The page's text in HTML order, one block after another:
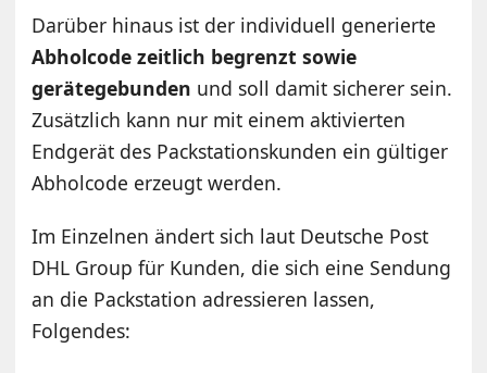
Darüber hinaus ist der individuell generierte
Abholcode zeitlich begrenzt sowie
gerätegebunden und soll damit sicherer sein.
Zusätzlich kann nur mit einem aktivierten
Endgerät des Packstationskunden ein gültiger
Abholcode erzeugt werden.
Im Einzelnen ändert sich laut Deutsche Post
DHL Group für Kunden, die sich eine Sendung
an die Packstation adressieren lassen,
Folgendes: